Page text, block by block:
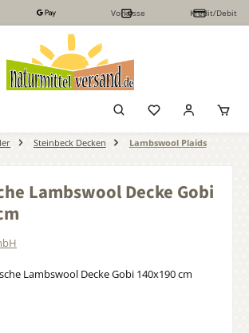
Vorkasse Kredit/Debit
Steinbeck Decken Lambswool Plaids
Lambswool Decke Gobi